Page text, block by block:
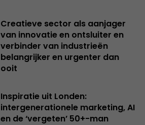
Creatieve sector als aanjager
van innovatie en ontsluiter en
verbinder van industrieën
belangrijker en urgenter dan
ooit
Inspiratie uit Londen:
intergenerationele marketing, AI
en de ‘vergeten’ 50+-man